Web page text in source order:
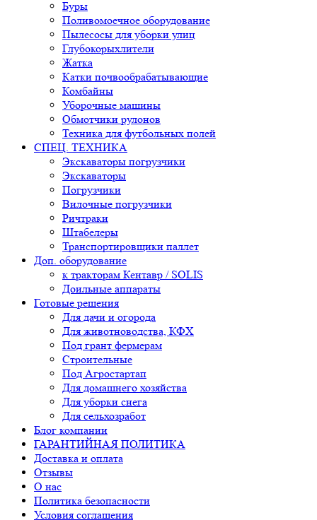
Буры
Поливомоечное оборудование
Пылесосы для уборки улиц
Глубокорыхлители
Жатка
Катки почвообрабатывающие
Комбайны
Уборочные машины
Обмотчики рулонов
Техника для футбольных полей
СПЕЦ. ТЕХНИКА
Экскаваторы погрузчики
Экскаваторы
Погрузчики
Вилочные погрузчики
Ричтраки
Штабелеры
Транспортировщики паллет
Доп. оборудование
к тракторам Кентавр / SOLIS
Доильные аппараты
Готовые решения
Для дачи и огорода
Для животноводства, КФХ
Под грант фермерам
Строительные
Под Агростартап
Для домашнего хозяйства
Для уборки снега
Для сельхозработ
Блог компании
ГАРАНТИЙНАЯ ПОЛИТИКА
Доставка и оплата
Отзывы
О нас
Политика безопасности
Условия соглашения